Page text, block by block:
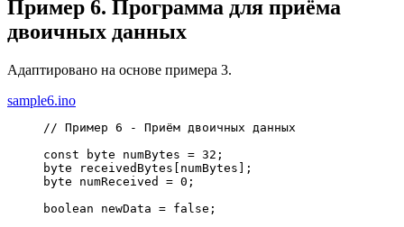
Пример 6. Программа для приёма
двоичных данных
Адаптировано на основе примера 3.
sample6.ino
// Пример 6 - Приём двоичных данных
const byte numBytes = 32 ;
byte receivedBytes
numBytes
;
byte numReceived = 0 ;
boolean newData = false ;